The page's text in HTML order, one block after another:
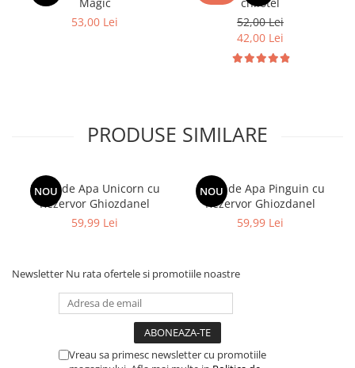
53,00 Lei
52,00 Lei
42,00 Lei
PRODUSE SIMILARE
NOU
Pistol de Apa Unicorn cu
Rezervor Ghiozdanel
59,99 Lei
NOU
Pistol de Apa Pinguin cu
Rezervor Ghiozdanel
59,99 Lei
Newsletter Nu rata ofertele si promotiile noastre
Vreau sa primesc newsletter cu promotiile